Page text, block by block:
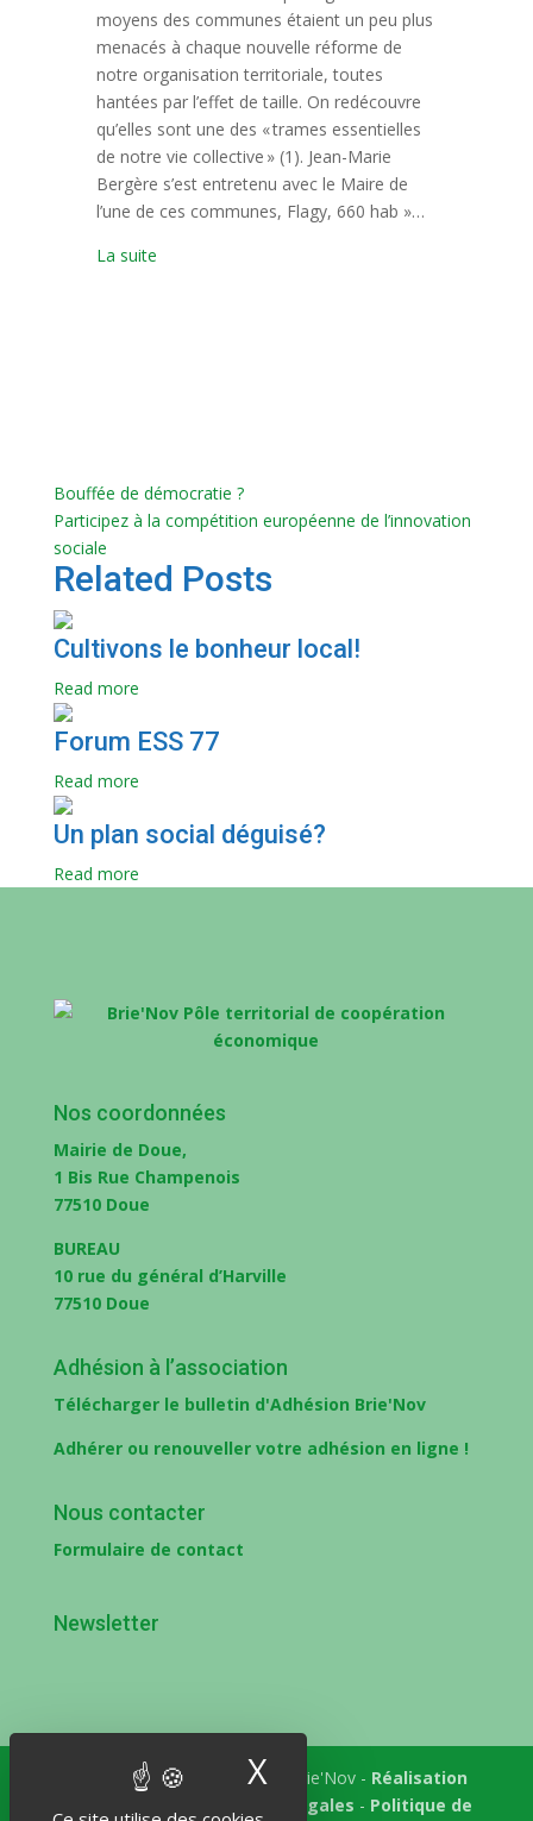
X Masquer le
moyens des communes étaient un peu plus
menacés à chaque nouvelle réforme de
notre organisation territoriale, toutes
hantées par l’effet de taille. On redécouvre
qu’elles sont une des « trames essentielles
de notre vie collective » (1). Jean-Marie
Bergère s’est entretenu avec le Maire de
l’une de ces communes, Flagy, 660 hab »…
La suite
Bouffée de démocratie ?
Participez à la compétition européenne de l’innovation
sociale
Related Posts
Cultivons le bonheur local!
Read more
Forum ESS 77
Read more
Un plan social déguisé?
Read more
Nos coordonnées
Mairie de Doue,
1 Bis Rue Champenois
77510 Doue
BUREAU
10 rue du général d’Harville
77510 Doue
Adhésion à l’association
Télécharger le bulletin d'Adhésion Brie'Nov
Adhérer ou renouveller votre adhésion en ligne !
Nous contacter
Formulaire de contact
Newsletter
Tous droits réservés © 2018 Brie'Nov - Réalisation
Mentions légales - Politique de